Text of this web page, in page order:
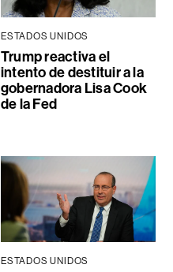
ESTADOS UNIDOS
Trump reactiva el
intento de destituir a la
gobernadora Lisa Cook
de la Fed
ESTADOS UNIDOS